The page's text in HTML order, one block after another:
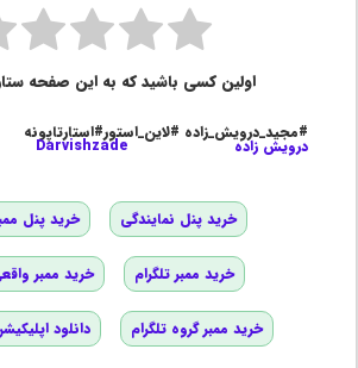
اولین کسی باشید که به این صفحه
#مجید_درویش_زاده #لاین_استور#استارتاپونه
درویش زاده Darvishzade
خرید پنل نمایندگی خرید پنل
خرید ممبر تلگرام خرید ممبر
خرید ممبر گروه تلگرام دانلود